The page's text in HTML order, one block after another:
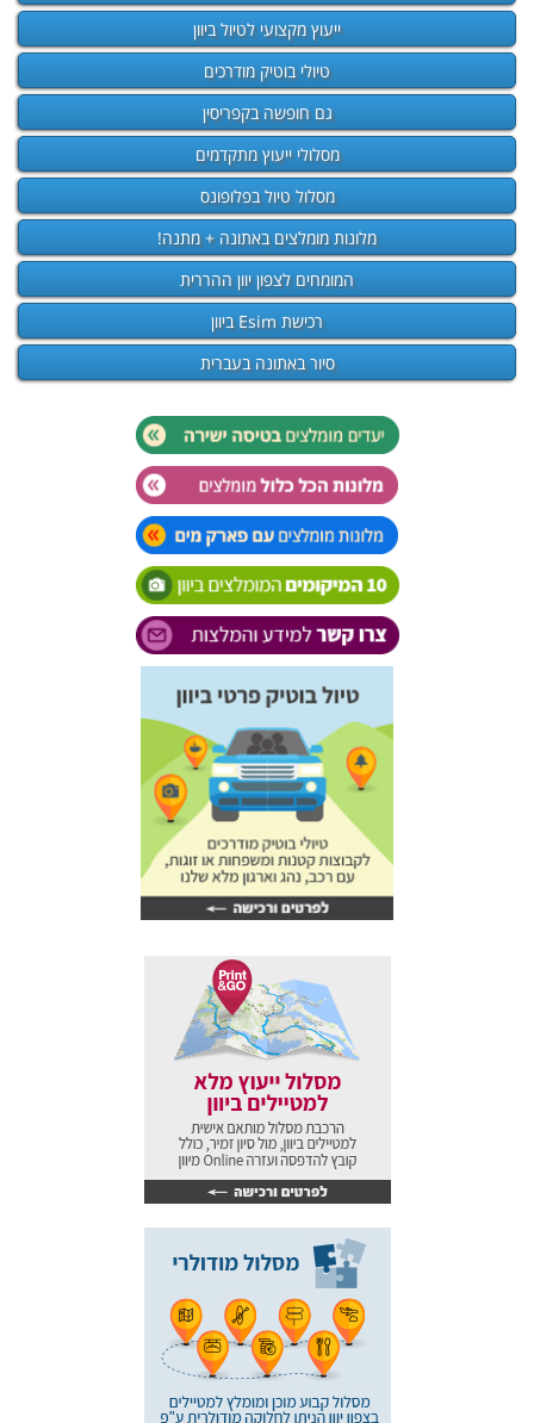
ייעוץ מקצועי לטיול ביוון
טיולי בוטיק מודרכים
גם חופשה בקפריסין
מסלולי ייעוץ מתקדמים
מסלול טיול בפלופונס
מלונות מומלצים באתונה + מתנה!
המומחים לצפון יוון ההררית
רכישת Esim ביוון
סיור באתונה בעברית